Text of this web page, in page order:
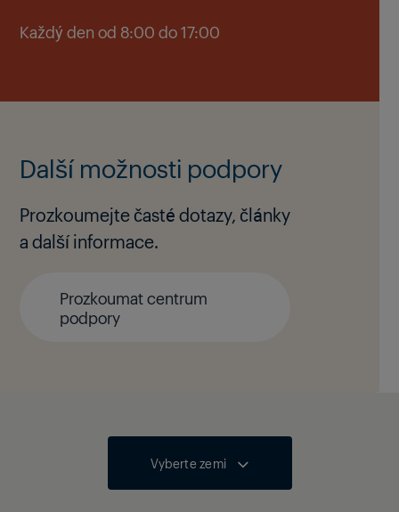
Každý den od 8:00 do 17:00
Další možnosti podpory
Prozkoumejte časté dotazy, články
a další informace.
Prozkoumat centrum
podpory
Vyberte zemi